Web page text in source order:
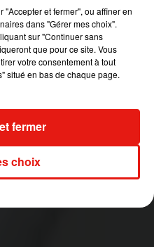
ceux en plastique. Au-
les scientifiques
les pommeaux de
ou toutes les deux
propre que l'on peut
géant fait son retour
et fermer", ou affiner en
dans "Gérer mes choix".
sur "Continuer sans
que pour ce site. Vous
votre consentement à tout
situé en bas de chaque page.
choix
fermer